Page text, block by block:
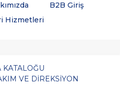
B2B Giriş
Hizmetleri
KATALOĞU
VE DİREKSİYON